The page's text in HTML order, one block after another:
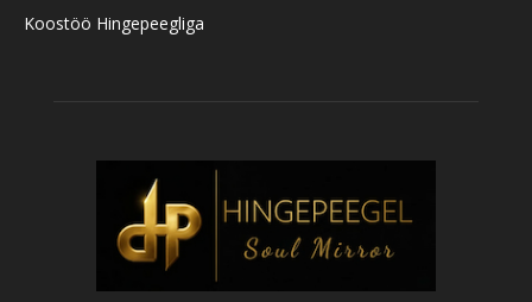
Koostöö Hingepeegliga